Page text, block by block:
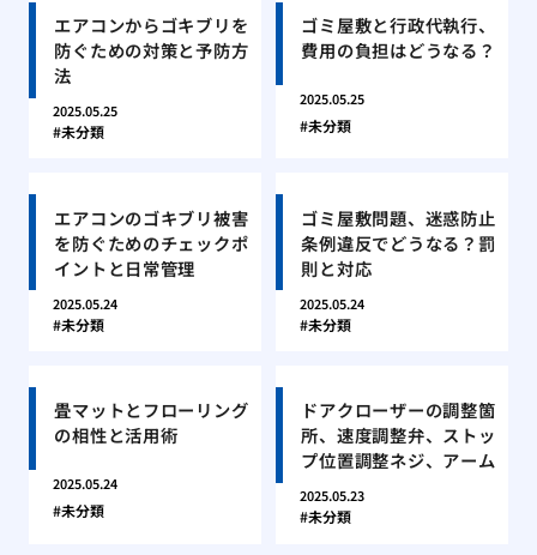
エアコンからゴキブリを
防ぐための対策と予防方
法
2025.05.25
未分類
ゴミ屋敷と行政代執行、
費用の負担はどうなる？
2025.05.25
未分類
エアコンのゴキブリ被害
を防ぐためのチェックポ
イントと日常管理
2025.05.24
未分類
ゴミ屋敷問題、迷惑防止
条例違反でどうなる？罰
則と対応
2025.05.24
未分類
畳マットとフローリング
の相性と活用術
2025.05.24
未分類
ドアクローザーの調整箇
所、速度調整弁、ストッ
プ位置調整ネジ、アーム
2025.05.23
未分類